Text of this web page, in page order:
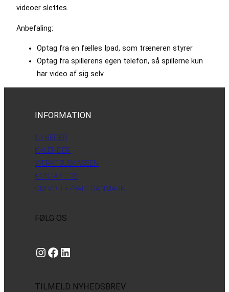
videoer slettes.
Anbefaling:
Optag fra en fælles Ipad, som træneren styrer
Optag fra spillerens egen telefon, så spillerne kun
har video af sig selv
INFORMATION
NYHEDER
KALENDER
VÆRKTØJSKASSEN
KONTAKT OS
OM VOLLEYBALL DANMARK
FØLG OS
Instagram https://www.facebook.com/danishbeachvolleytour LinkedIn
TILMELD NYHEDSBREV